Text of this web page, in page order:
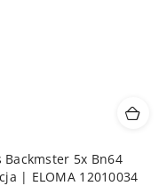
5x Bn64
| ELOMA 12010034